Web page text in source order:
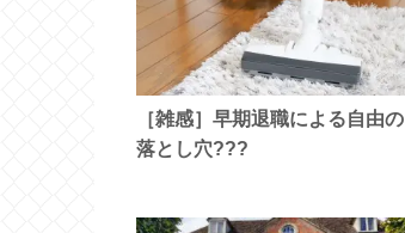
［雑感］早期退職による自由の
落とし穴???